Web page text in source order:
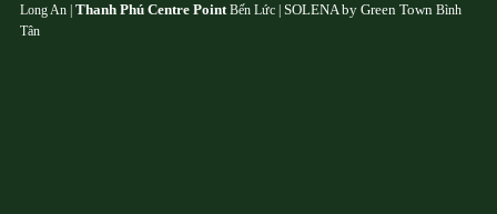
Long An | Thanh Phú Centre PointBến Lức | SOLENA by Green Town Bình
Tân